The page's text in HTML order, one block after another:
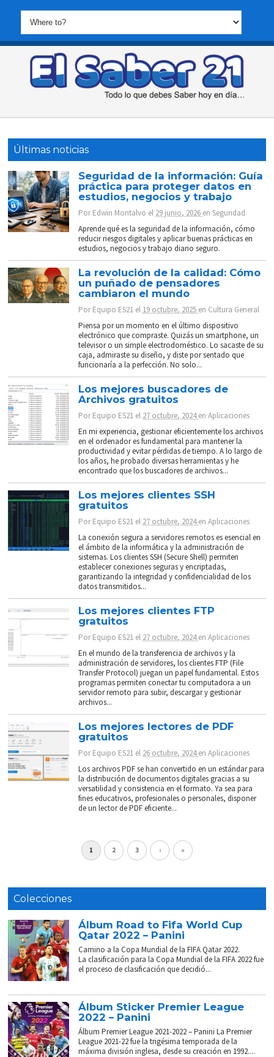
Últimas noticias
Seguridad de la información: Guía
práctica para proteger datos en
estudios, negocios y trabajo
PorEdwin Montalvo el 29 junio, 2026 enSeguridad
Aprende qué es la seguridad de la información, cómo
reducir riesgos digitales y aplicar buenas prácticas en
estudios, negocios y trabajo diario seguro.
La revolución de la calidad: Cómo
un puñado de pensadores
cambiaron el mundo
PorEquipo ES21 el 19 octubre, 2025 en Cultura General
Piensa por un momento en el último dispositivo
electrónico que compraste. Quizás un smartphone, un
televisor o un simple electrodoméstico. Lo sacaste de su
caja, admiraste su diseño, y diste por sentado que
funcionaría a la perfección. No solo...
Los mejores buscadores de
Archivos gratuitos
PorEquipo ES21 el 27 octubre, 2024enAplicaciones
En mi experiencia, gestionar eficientemente los archivos
en el ordenador es fundamental para mantener la
productividad y evitar pérdidas de tiempo. A lo largo de
los años, he probado diversas herramientas y he
encontrado que los buscadores de archivos...
Los mejores clientes SSH
gratuitos
PorEquipo ES21 el 27 octubre, 2024enAplicaciones
La conexión segura a servidores remotos es esencial en
el ámbito de la informática y la administración de
sistemas. Los clientes SSH (Secure Shell) permiten
establecer conexiones seguras y encriptadas,
garantizando la integridad y confidencialidad de los
datos transmitidos...
Los mejores clientes FTP
gratuitos
PorEquipo ES21 el 27 octubre, 2024enAplicaciones
En el mundo de la transferencia de archivos y la
administración de servidores, los clientes FTP (File
Transfer Protocol) juegan un papel fundamental. Estos
programas permiten conectar tu computadora a un
servidor remoto para subir, descargar y gestionar
archivos...
Los mejores lectores de PDF
gratuitos
PorEquipo ES21 el 26 octubre, 2024enAplicaciones
Los archivos PDF se han convertido en un estándar para
la distribución de documentos digitales gracias a su
versatilidad y consistencia en el formato. Ya sea para
fines educativos, profesionales o personales, disponer
de un lector de PDF eficiente...
1 2 3 › »
Colecciones
Álbum Road to Fifa World Cup
Qatar 2022 – Panini
Camino a la Copa Mundial de la FIFA Qatar 2022.
La clasificación para la Copa Mundial de la FIFA 2022 fue
el proceso de clasificación que decidió...
Álbum Sticker Premier League
2022 – Panini
Álbum Premier League 2021-2022 – Panini La Premier
League 2021-22 fue la trigésima temporada de la
máxima división inglesa, desde su creación en 1992....